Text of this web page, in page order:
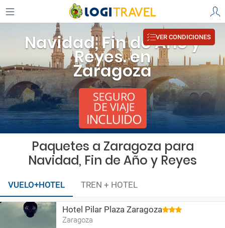
Navidad, Fin de Año y
Reyes. en
Zaragoza
VER CONDICIONES
Paquetes a Zaragoza para
Navidad, Fin de Año y Reyes
VUELO+HOTEL TREN + HOTEL
Hotel Pilar Plaza Zaragoza
Zaragoza